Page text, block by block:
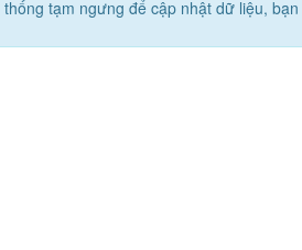
thống tạm ngưng để cập nhật dữ liệu,